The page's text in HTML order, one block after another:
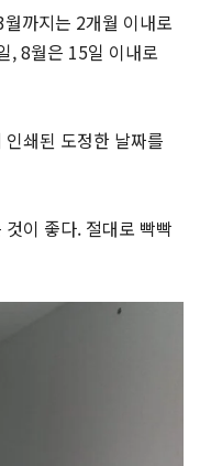
까지는 2개월 이내로
, 8월은 15일 이내로
쇄된 도정한 날짜를
이 좋다. 절대로 빡빡